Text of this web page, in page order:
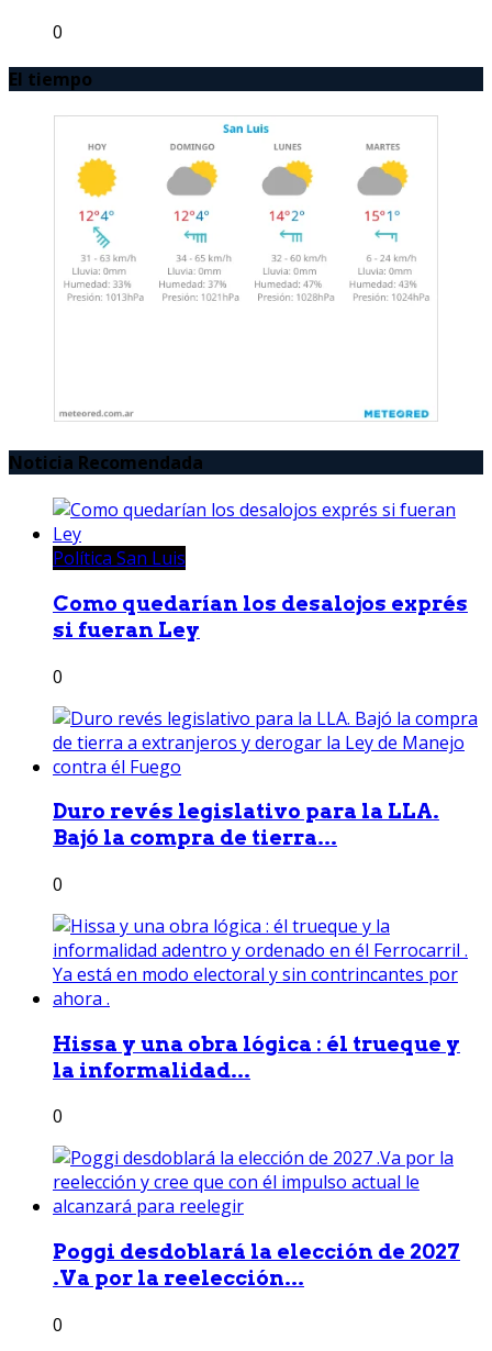
0
El tiempo
Noticia Recomendada
Política San Luis
Como quedarían los desalojos exprés
si fueran Ley
0
Duro revés legislativo para la LLA.
Bajó la compra de tierra...
0
Hissa y una obra lógica : él trueque y
la informalidad...
0
Poggi desdoblará la elección de 2027
.Va por la reelección...
0